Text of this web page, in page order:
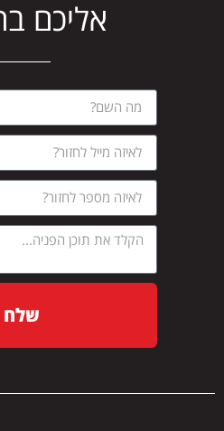
אליכם
שלח